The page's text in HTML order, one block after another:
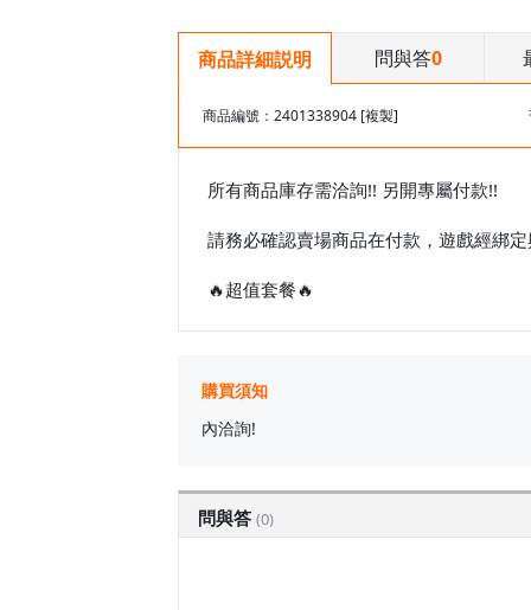
商品詳細説明 問與答0
商品編號：2401338904 [複製]
所有商品庫存需洽詢!! 另開專屬付款!!
請務必確認賣場商品在付款，遊戲經綁
🔥超值套餐🔥
購買須知
內洽詢!
問與答 (0)